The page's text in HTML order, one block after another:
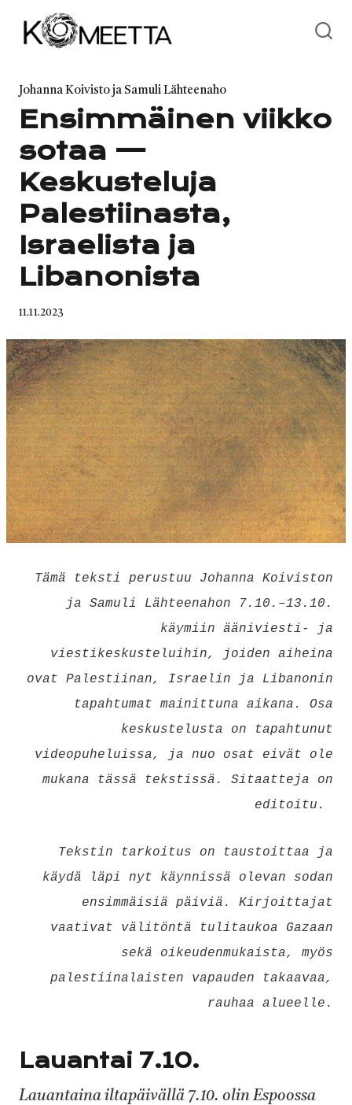
Category
Johanna Koivisto ja Samuli Lähteenaho
Ensimmäinen viikko
sotaa —
Keskusteluja
Palestiinasta,
Israelista ja
Libanonista
Published
11.11.2023
Tämä teksti perustuu Johanna Koiviston
ja Samuli Lähteenahon 7.10.–13.10.
käymiin ääniviesti- ja
viestikeskusteluihin, joiden aiheina
ovat Palestiinan, Israelin ja Libanonin
tapahtumat mainittuna aikana. Osa
keskustelusta on tapahtunut
videopuheluissa, ja nuo osat eivät ole
mukana tässä tekstissä. Sitaatteja on
editoitu.
Tekstin tarkoitus on taustoittaa ja
käydä läpi nyt käynnissä olevan sodan
ensimmäisiä päiviä. Kirjoittajat
vaativat välitöntä tulitaukoa Gazaan
sekä oikeudenmukaista, myös
palestiinalaisten vapauden takaavaa,
rauhaa alueelle.
Lauantai 7.10.
Lauantaina iltapäivällä 7.10. olin Espoossa